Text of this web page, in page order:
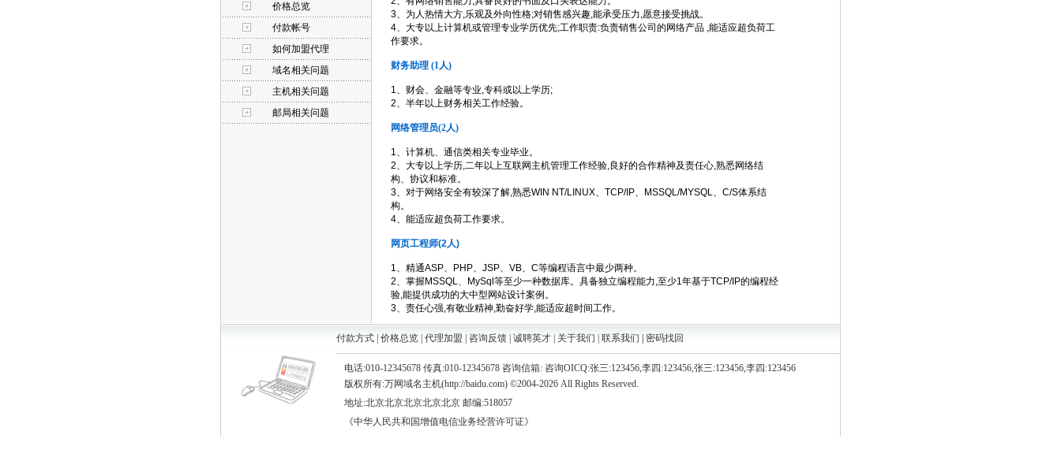
价格总览
付款帐号
如何加盟代理
域名相关问题
主机相关问题
邮局相关问题
3、为人热情大方,乐观及外向性格;对销售感兴趣,能承受压力,愿意接受挑战。
4、大专以上计算机或管理专业学历优先;工作职责:负责销售公司的网络产品 ,能适应超负荷工
作要求。
财务助理(1人)
1、财会、金融等专业,专科或以上学历;
2、半年以上财务相关工作经验。
网络管理员(2人)
1、计算机、通信类相关专业毕业。
2、大专以上学历,二年以上互联网主机管理工作经验,良好的合作精神及责任心,熟悉网络结
构、协议和标准。
3、对于网络安全有较深了解,熟悉WIN NT/LINUX、TCP/IP、MSSQL/MYSQL、C/S体系结
构。
4、能适应超负荷工作要求。
网页工程师(2人)
1、精通ASP、PHP、JSP、VB、C等编程语言中最少两种。
2、掌握MSSQL、MySql等至少一种数据库。具备独立编程能力,至少1年基于TCP/IP的编程经
验,能提供成功的大中型网站设计案例。
3、责任心强,有敬业精神,勤奋好学,能适应超时间工作。
付款方式 价格总览 代理加盟 咨询反馈 诚聘英才 关于我们 联系我们 密码找回
电话:010-12345678 传真:010-12345678 咨询信箱: 咨询OICQ:张三:123456,李四:123456,张三:123456,李四:123456
版权所有:万网域名主机(http://baidu.com) ©2004-2026 All Rights Reserved.
地址:北京北京北京北京北京 邮编:518057
《中华人民共和国增值电信业务经营许可证》